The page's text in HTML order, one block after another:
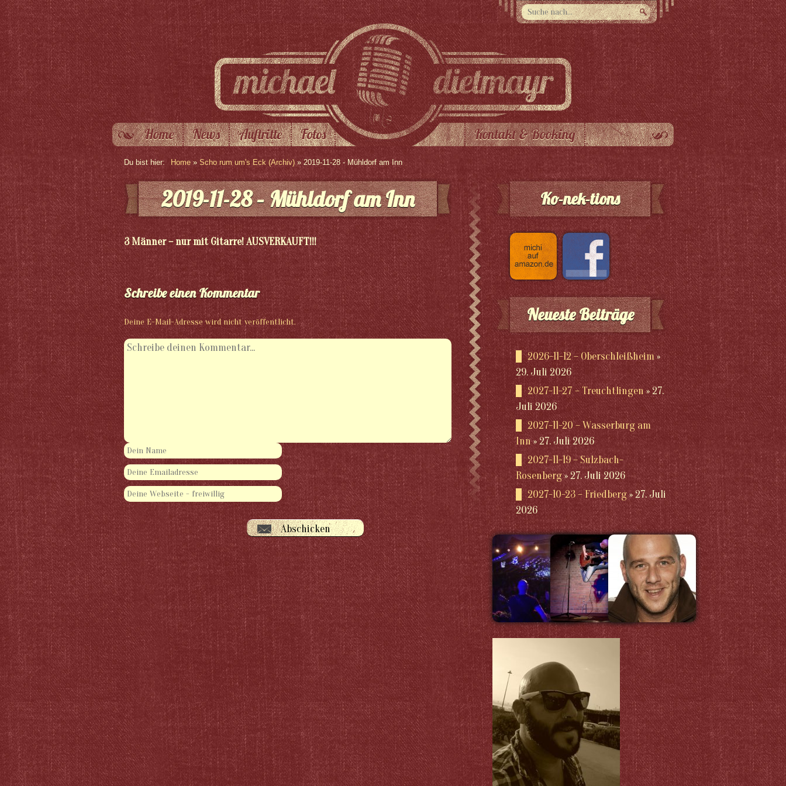
Home News Auftritte Fotos Kontakt & Booking
Du bist hier: Home» Scho rum um's Eck (Archiv)» 2019-11-28 - Mühldorf am Inn
2019-11-28 – Mühldorf am Inn
3 Männer – nur mit Gitarre! AUSVERKAUFT!!!
Schreibe einen Kommentar
Deine E-Mail-Adresse wird nicht veröffentlicht.
Ko-nek-tions
Neueste Beiträge
2026-11-12 – Oberschleißheim
29. Juli 2026
2027-11-27 – Treuchtlingen
27.
Juli 2026
2027-11-20 – Wasserburg am
Inn
27. Juli 2026
2027-11-19 – Sulzbach-
Rosenberg
27. Juli 2026
2027-10-23 – Friedberg
27. Juli
2026